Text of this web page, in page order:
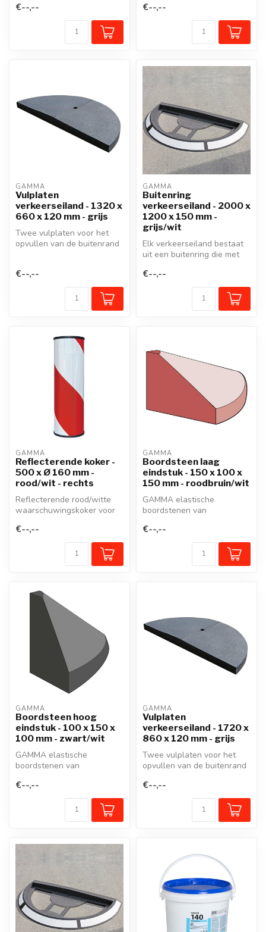
signalisatie el...
€--,--
veelzijdige, flexibele...
€--,--
GAMMA
Vulplaten
verkeerseiland - 1320 x
660 x 120 mm - grijs
Twee vulplaten voor het
opvullen van de buitenrand
€--,--
GAMMA
Buitenring
verkeerseiland - 2000 x
1200 x 150 mm -
grijs/wit
Elk verkeerseiland bestaat
uit een buitenring die met
€--,--
GAMMA
Reflecterende koker -
500 x Ø 160 mm -
rood/wit - rechts
Reflecterende rood/witte
waarschuwingskoker voor
signalisatiepaal ...
€--,--
GAMMA
Boordsteen laag
eindstuk - 150 x 100 x
150 mm - roodbruin/wit
GAMMA elastische
boordstenen van
veelzijdige, flexibele...
€--,--
GAMMA
Boordsteen hoog
eindstuk - 100 x 150 x
100 mm - zwart/wit
GAMMA elastische
boordstenen van
veelzijdige, flexibele...
€--,--
GAMMA
Vulplaten
verkeerseiland - 1720 x
860 x 120 mm - grijs
Twee vulplaten voor het
opvullen van de buitenrand
verkeerseiland....
€--,--